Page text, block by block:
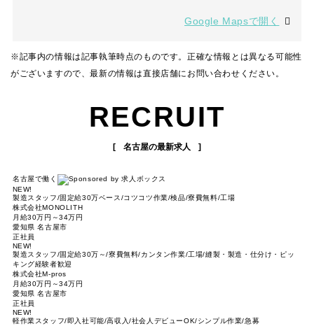
Google Mapsで開く
※記事内の情報は記事執筆時点のものです。正確な情報とは異なる可能性
がございますので、最新の情報は直接店舗にお問い合わせください。
RECRUIT
名古屋の最新求人
名古屋で働く
NEW!
製造スタッフ/固定給30万ベース/コツコツ作業/検品/寮費無料/工場
株式会社MONOLITH
月給30万円～34万円
愛知県 名古屋市
正社員
NEW!
製造スタッフ/固定給30万～/寮費無料/カンタン作業/工場/縫製・製造・仕分け・ピッ
キング経験者歓迎
株式会社M-pros
月給30万円～34万円
愛知県 名古屋市
正社員
NEW!
軽作業スタッフ/即入社可能/高収入/社会人デビューOK/シンプル作業/急募